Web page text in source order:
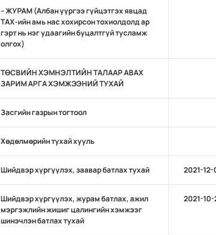
– ЖУРАМ (Албан үүргээ гүйцэтгэх явцад
TAХ-ийн амь нас хохирсон тохиолдолд ар
гэрт нь нэг удаагийн буцалтгүй тусламж
олгох)
ТӨСВИЙН ХЭМНЭЛТИЙН ТАЛААР АВАХ
ЗАРИМ АРГА ХЭМЖЭЭНИЙ ТУХАЙ
Засгийн газрын тогтоол
Хөдөлмөрийн тухай хууль
Шийдвэр хүргүүлэх, заавар батлах тухай 2021-12-
Шийдвэр хүргүүлэх, журам батлах, ажил
мэргэжлийн жишиг цалингийн хэмжээг
шинэчлэн батлах тухай
2021-10-